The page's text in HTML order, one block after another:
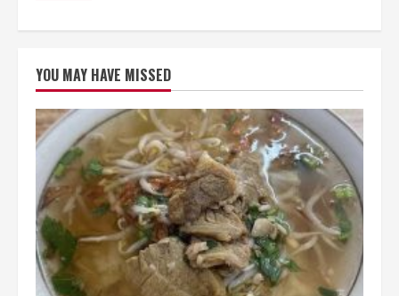
YOU MAY HAVE MISSED